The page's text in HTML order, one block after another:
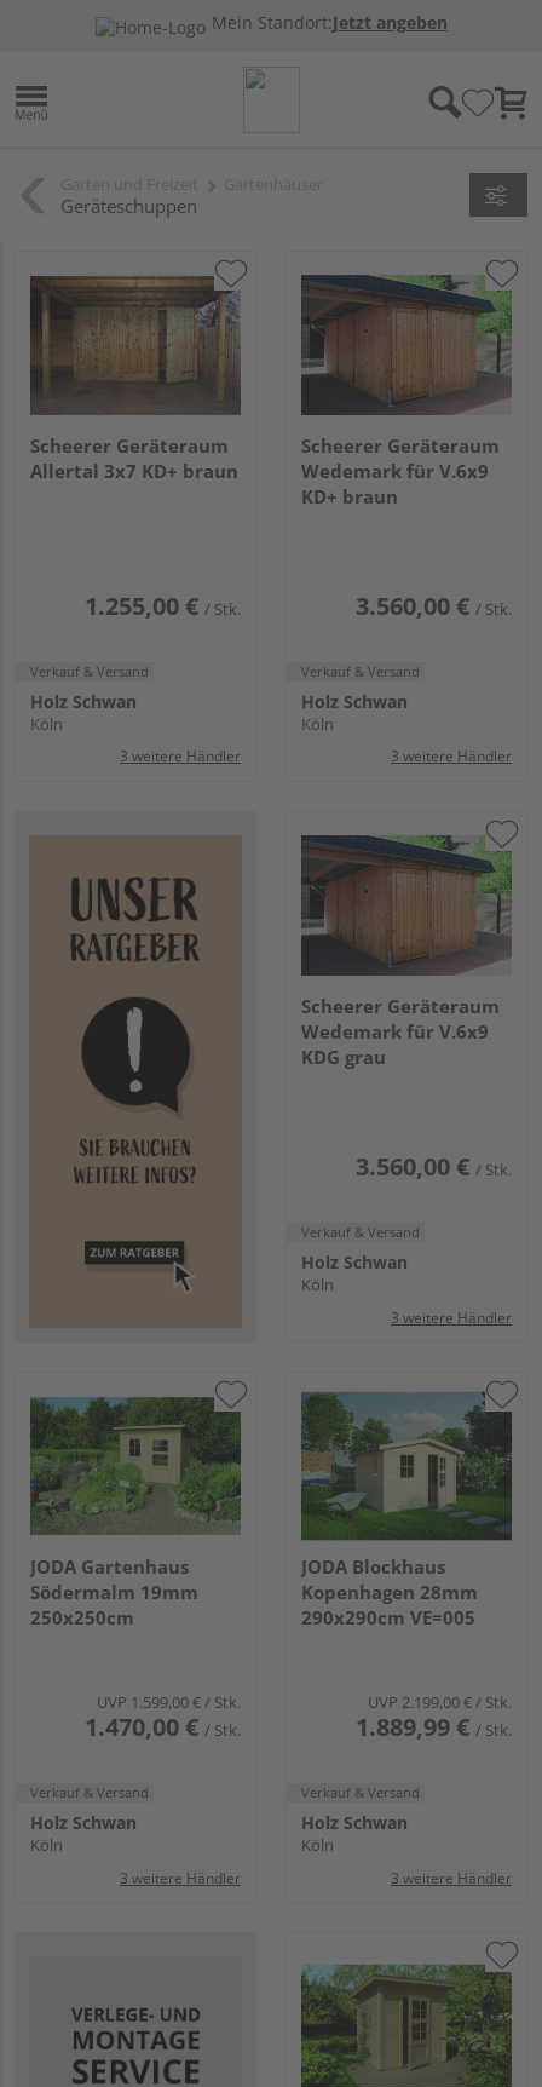
Mein Standort:Jetzt angeben
Geräteschuppen
Scheerer Geräteraum
Allertal 3x7 KD+ braun
1.255,00 € / Stk.
Verkauf & Versand
Holz Schwan
Köln
3 weitere Händler
Scheerer Geräteraum
Wedemark für V.6x9
KD+ braun
3.560,00 € / Stk.
Verkauf & Versand
Holz Schwan
Köln
3 weitere Händler
Scheerer Geräteraum
Wedemark für V.6x9
KDG grau
3.560,00 € / Stk.
Verkauf & Versand
Holz Schwan
Köln
3 weitere Händler
JODA Gartenhaus
Södermalm 19mm
250x250cm
UVP 1.599,00 €/ Stk.
1.470,00 € / Stk.
Verkauf & Versand
Holz Schwan
Köln
3 weitere Händler
JODA Blockhaus
Kopenhagen 28mm
290x290cm VE=005
UVP 2.199,00 €/ Stk.
1.889,99 € / Stk.
Verkauf & Versand
Holz Schwan
Köln
3 weitere Händler